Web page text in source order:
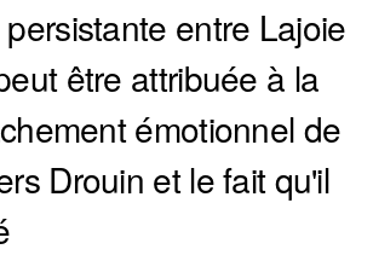
entre Lajoie
être attribuée à la
émotionnel de
Drouin et le fait qu'il